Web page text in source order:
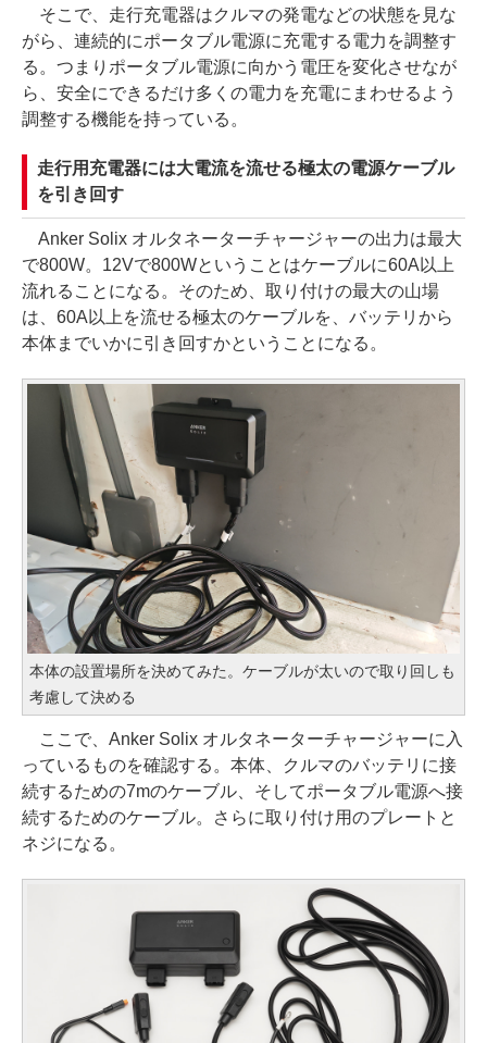
そこで、走行充電器はクルマの発電などの状態を見な
がら、連続的にポータブル電源に充電する電力を調整す
る。つまりポータブル電源に向かう電圧を変化させなが
ら、安全にできるだけ多くの電力を充電にまわせるよう
調整する機能を持っている。
走行用充電器には大電流を流せる極太の電源ケーブル
を引き回す
Anker Solix オルタネーターチャージャーの出力は最大
で800W。12Vで800Wということはケーブルに60A以上
流れることになる。そのため、取り付けの最大の山場
は、60A以上を流せる極太のケーブルを、バッテリから
本体までいかに引き回すかということになる。
本体の設置場所を決めてみた。ケーブルが太いので取り回しも
考慮して決める
ここで、Anker Solix オルタネーターチャージャーに入
っているものを確認する。本体、クルマのバッテリに接
続するための7mのケーブル、そしてポータブル電源へ接
続するためのケーブル。さらに取り付け用のプレートと
ネジになる。